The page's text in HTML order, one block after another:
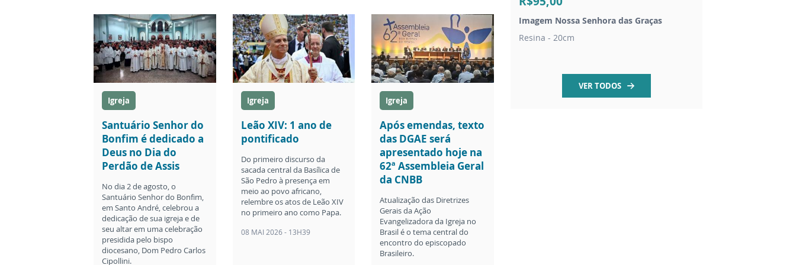
Igreja
Santuário Senhor do
Bonfim é dedicado a
Deus no Dia do
Perdão de Assis
No dia 2 de agosto, o
Santuário Senhor do Bonfim,
em Santo André, celebrou a
dedicação de sua igreja e de
seu altar em uma celebração
presidida pelo bispo
diocesano, Dom Pedro Carlos
Cipollini.
Igreja
Leão XIV: 1 ano de
pontificado
Do primeiro discurso da
sacada central da Basílica de
São Pedro à presença em
meio ao povo africano,
relembre os atos de Leão XIV
no primeiro ano como Papa.
08 MAI 2026 - 13H39
Igreja
Após emendas, texto
das DGAE será
apresentado hoje na
62ª Assembleia Geral
da CNBB
Atualização das Diretrizes
Gerais da Ação
Evangelizadora da Igreja no
Brasil é o tema central do
encontro do episcopado
Brasileiro.
Imagem Nossa Senhora das Graças
Resina - 20cm
VER TODOS